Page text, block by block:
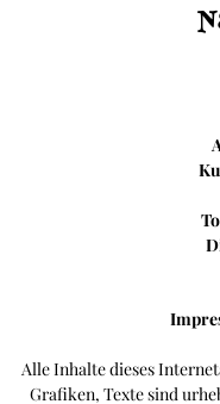
Alle Inhalte dieses
Grafiken, Texte sind